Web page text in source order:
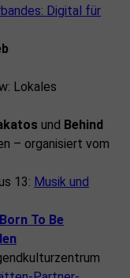
Digital für
Lokales
und Behind
– organisiert vom
13: Musik und
To Be